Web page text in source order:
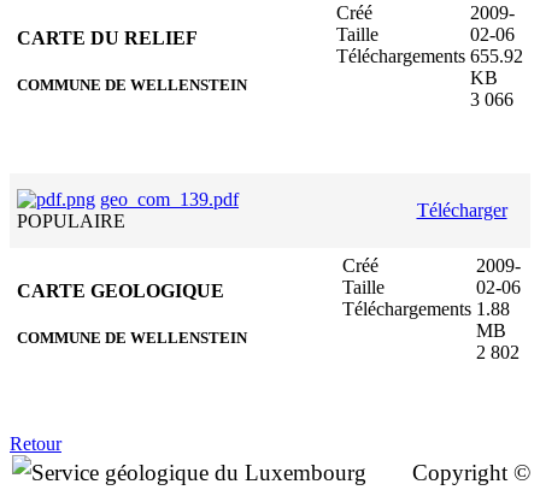
CARTE DU RELIEF
COMMUNE DE WELLENSTEIN
Créé
Taille
Téléchargements
2009-
02-06
655.92
KB
3 066
geo_com_139.pdf
POPULAIRE
Télécharger
CARTE GEOLOGIQUE
COMMUNE DE WELLENSTEIN
Créé
Taille
Téléchargements
2009-
02-06
1.88
MB
2 802
Retour
Copyright ©